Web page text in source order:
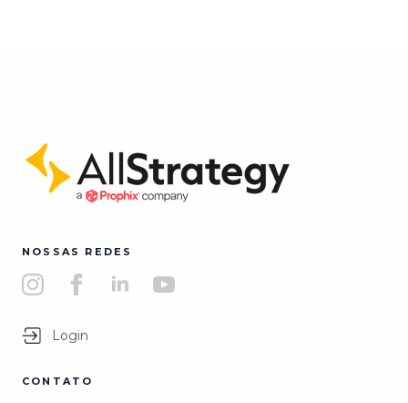
NOSSAS REDES
Login
CONTATO